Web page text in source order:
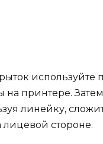
используйте
на принтере.
линейку,
лицевой стороне.